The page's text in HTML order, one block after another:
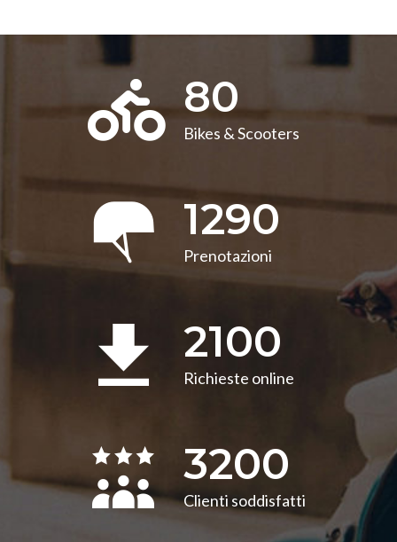
80
Bikes & Scooters
1290
Prenotazioni
2100
Richieste online
3200
Clienti soddisfatti